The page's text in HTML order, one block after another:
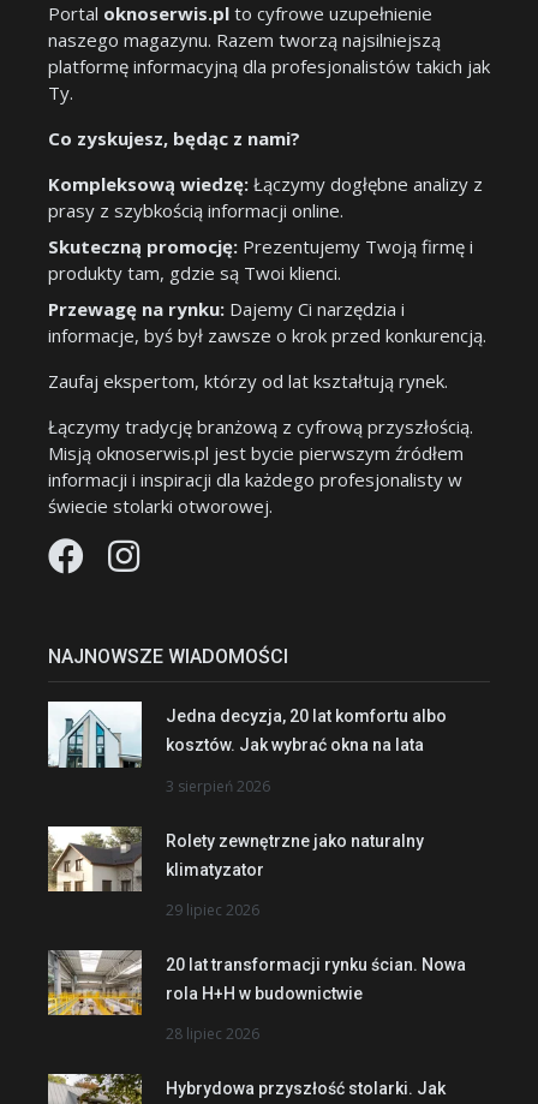
Portal oknoserwis.pl to cyfrowe uzupełnienie
naszego magazynu. Razem tworzą najsilniejszą
platformę informacyjną dla profesjonalistów takich jak
Ty.
Co zyskujesz, będąc z nami?
Kompleksową wiedzę: Łączymy dogłębne analizy z
prasy z szybkością informacji online.
Skuteczną promocję: Prezentujemy Twoją firmę i
produkty tam, gdzie są Twoi klienci.
Przewagę na rynku: Dajemy Ci narzędzia i
informacje, byś był zawsze o krok przed konkurencją.
Zaufaj ekspertom, którzy od lat kształtują rynek.
Łączymy tradycję branżową z cyfrową przyszłością.
Misją oknoserwis.pl jest bycie pierwszym źródłem
informacji i inspiracji dla każdego profesjonalisty w
świecie stolarki otworowej.
NAJNOWSZE WIADOMOŚCI
Jedna decyzja, 20 lat komfortu albo
kosztów. Jak wybrać okna na lata
3 sierpień 2026
Rolety zewnętrzne jako naturalny
klimatyzator
29 lipiec 2026
20 lat transformacji rynku ścian. Nowa
rola H+H w budownictwie
28 lipiec 2026
Hybrydowa przyszłość stolarki. Jak